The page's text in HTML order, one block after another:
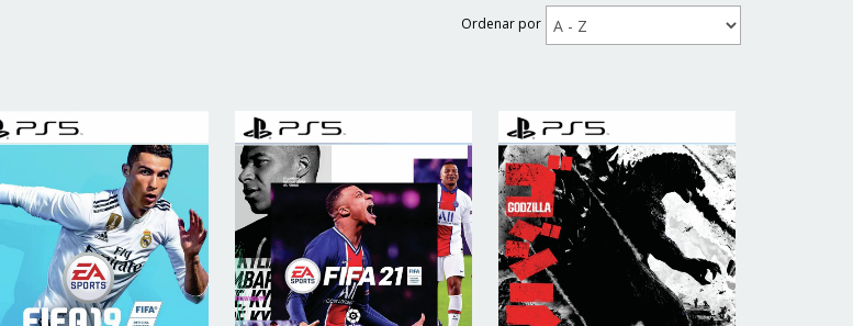
Ordenar por